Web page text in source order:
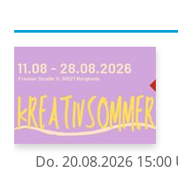
Do. 20.08.2026 15:00